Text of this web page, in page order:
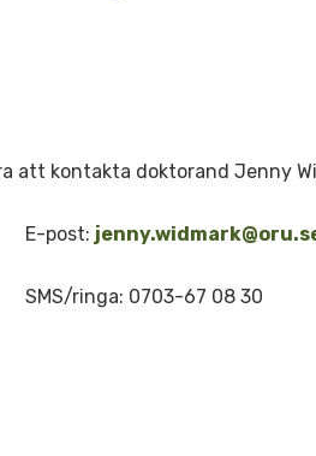
att kontakta doktorand Jenny
E-post:
SMS/ringa: 0703-67 08 30